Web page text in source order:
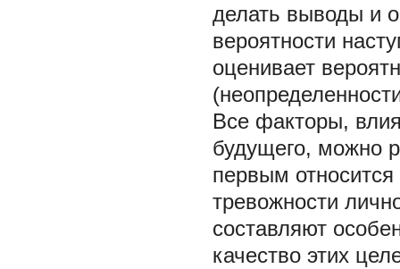
делать выводы и
вероятности
оценивает
Все факторы,
будущего, можно
первым относится
тревожности
составляют
качество этих